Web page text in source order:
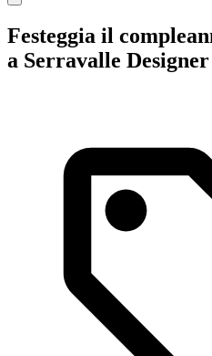
Festeggia il
a Serravalle